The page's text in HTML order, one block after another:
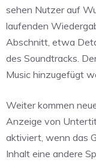
sehen Nutzer auf
laufenden
Abschnitt, etwa
des Soundtracks.
Music hinzugefügt
Weiter kommen
Anzeige von
aktiviert, wenn das
Inhalt eine andere